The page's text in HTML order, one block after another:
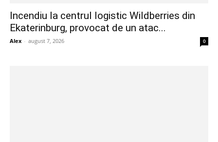
Incendiu la centrul logistic Wildberries din
Ekaterinburg, provocat de un atac...
Alex - august 7, 2026 0